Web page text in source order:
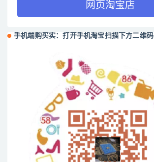
网页淘宝店
手机端购买实：打开手机淘宝扫描下方二维码